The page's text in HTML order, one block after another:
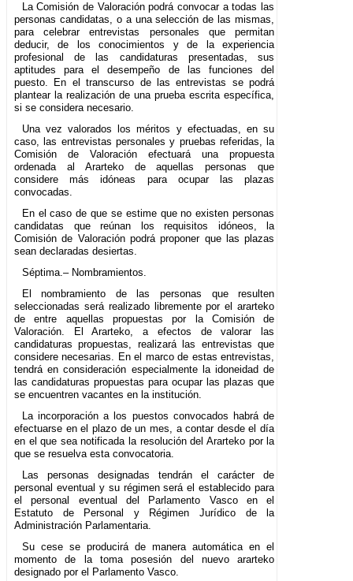
La Comisión de Valoración podrá convocar a todas las
personas candidatas, o a una selección de las mismas,
para celebrar entrevistas personales que permitan
deducir, de los conocimientos y de la experiencia
profesional de las candidaturas presentadas, sus
aptitudes para el desempeño de las funciones del
puesto. En el transcurso de las entrevistas se podrá
plantear la realización de una prueba escrita específica,
si se considera necesario.
Una vez valorados los méritos y efectuadas, en su
caso, las entrevistas personales y pruebas referidas, la
Comisión de Valoración efectuará una propuesta
ordenada al Ararteko de aquellas personas que
considere más idóneas para ocupar las plazas
convocadas.
En el caso de que se estime que no existen personas
candidatas que reúnan los requisitos idóneos, la
Comisión de Valoración podrá proponer que las plazas
sean declaradas desiertas.
Séptima.– Nombramientos.
El nombramiento de las personas que resulten
seleccionadas será realizado libremente por el ararteko
de entre aquellas propuestas por la Comisión de
Valoración. El Ararteko, a efectos de valorar las
candidaturas propuestas, realizará las entrevistas que
considere necesarias. En el marco de estas entrevistas,
tendrá en consideración especialmente la idoneidad de
las candidaturas propuestas para ocupar las plazas que
se encuentren vacantes en la institución.
La incorporación a los puestos convocados habrá de
efectuarse en el plazo de un mes, a contar desde el día
en el que sea notificada la resolución del Ararteko por la
que se resuelva esta convocatoria.
Las personas designadas tendrán el carácter de
personal eventual y su régimen será el establecido para
el personal eventual del Parlamento Vasco en el
Estatuto de Personal y Régimen Jurídico de la
Administración Parlamentaria.
Su cese se producirá de manera automática en el
momento de la toma posesión del nuevo ararteko
designado por el Parlamento Vasco.